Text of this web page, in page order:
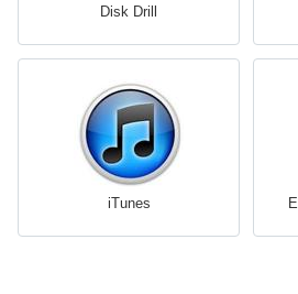
Disk Drill
iTunes